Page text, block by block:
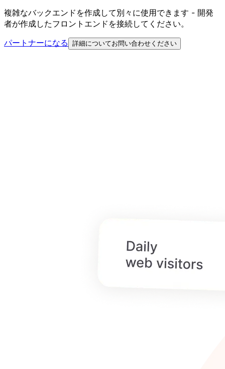
複雑なバックエンドを作成して別々に使用できます - 開発
者が作成したフロントエンドを接続してください。
パートナーになる
詳細についてお問い合わせください